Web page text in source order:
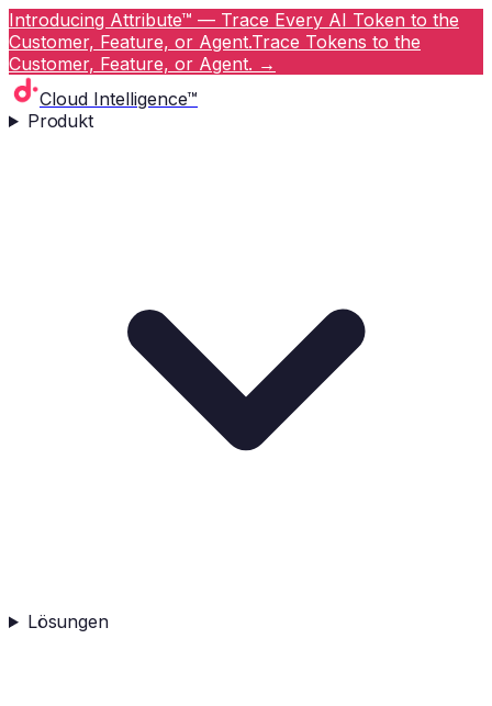
Introducing Attribute™ — Trace Every AI Token to the
Customer, Feature, or Agent.Trace Tokens to the
Customer, Feature, or Agent. →
Cloud Intelligence™
Produkt
Lösungen